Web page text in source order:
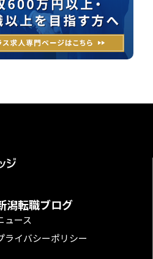
潟転職ブログ
ュース
ライバシーポリシー